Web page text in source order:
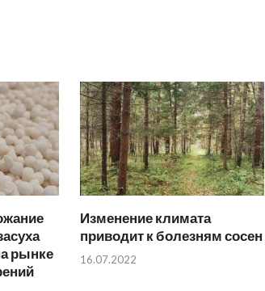
рынке
Изменение климата
приводит к болезням сосен
16.07.2022